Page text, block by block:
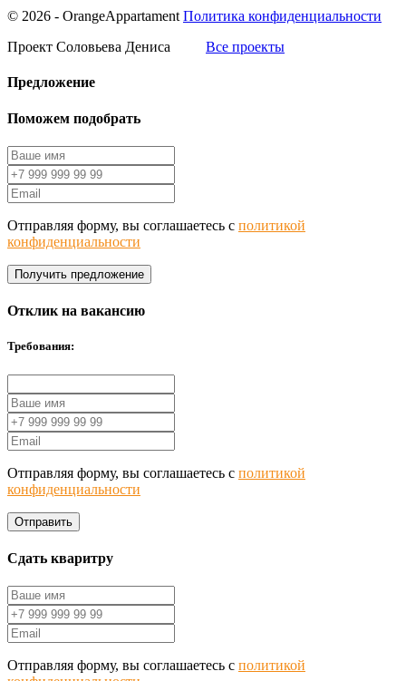
© 2026 - OrangeAppartament Политика конфиденциальности
Проект Соловьева Дениса
Все проекты
Предложение
Поможем подобрать
Отправляя форму, вы соглашаетесь с политикой
конфиденциальности
Получить предложение
Отклик на вакансию
Требования:
Отправляя форму, вы соглашаетесь с политикой
конфиденциальности
Отправить
Сдать кваритру
Отправляя форму, вы соглашаетесь с политикой